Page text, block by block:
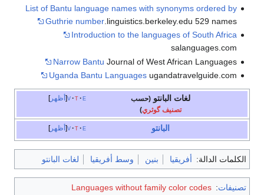
List of Bantu language names with synonyms ordered by
Guthrie number.linguistics.berkeley.edu 529 names
Introduction to the languages of South Africa
salanguages.com
Narrow Bantu Journal of West African Languages
Uganda Bantu Languagesugandatravelguide.com
أظهر v t e لغات البانتو (حسب
تصنيف گوثري)
أظهر v t e البانتو
الكلمات الدالة: أفريقيا بنين وسط أفريقيا لغات البانتو
تصنيفات:
Languages without family color codes